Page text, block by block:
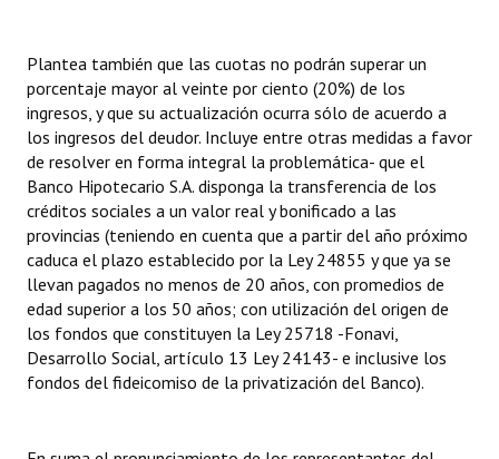
Reconocimientos - Registro
Bariloche, Municipio intercultural
Entrega de distinciones
REFORMA DE LA CARTA ORGÁNICA
Plantea también que las cuotas no podrán superar un
porcentaje mayor al veinte por ciento (20%) de los
ingresos, y que su actualización ocurra sólo de acuerdo a
los ingresos del deudor. Incluye entre otras medidas a favor
de resolver en forma integral la problemática- que el
Banco Hipotecario S.A. disponga la transferencia de los
créditos sociales a un valor real y bonificado a las
provincias (teniendo en cuenta que a partir del año próximo
caduca el plazo establecido por la Ley 24855 y que ya se
llevan pagados no menos de 20 años, con promedios de
edad superior a los 50 años; con utilización del origen de
los fondos que constituyen la Ley 25718 -Fonavi,
Desarrollo Social, artículo 13 Ley 24143- e inclusive los
fondos del fideicomiso de la privatización del Banco).